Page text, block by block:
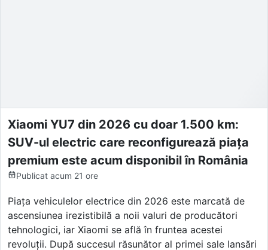
Xiaomi YU7 din 2026 cu doar 1.500 km:
SUV-ul electric care reconfigurează piața
premium este acum disponibil în România
Publicat acum 21 ore
Piața vehiculelor electrice din 2026 este marcată de
ascensiunea irezistibilă a noii valuri de producători
tehnologici, iar Xiaomi se află în fruntea acestei
revoluții. După succesul răsunător al primei sale lansări